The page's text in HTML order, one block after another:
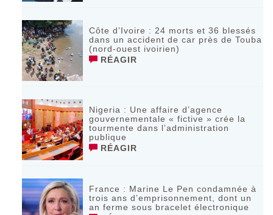
Côte d’Ivoire : 24 morts et 36 blessés
dans un accident de car près de Touba
(nord-ouest ivoirien)
RÉAGIR
Nigeria : Une affaire d’agence
gouvernementale « fictive » crée la
tourmente dans l’administration
publique
RÉAGIR
France : Marine Le Pen condamnée à
trois ans d’emprisonnement, dont un
an ferme sous bracelet électronique